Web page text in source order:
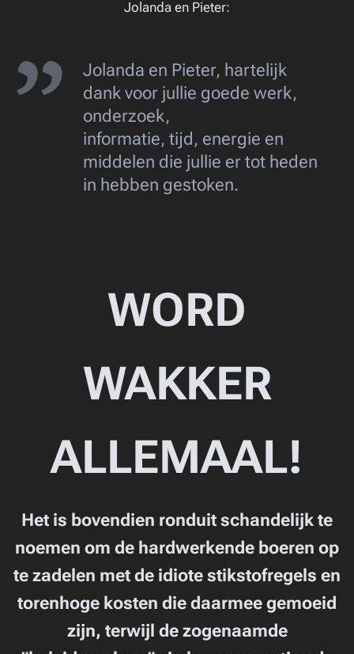
Jolanda en Pieter:
Jolanda en Pieter, hartelijk
dank voor jullie goede werk,
onderzoek,
informatie, tijd, energie en
middelen die jullie er tot heden
in hebben gestoken.
WORD
WAKKER
ALLEMAAL!
Het is bovendien ronduit schandelijk te
noemen om de hardwerkende boeren op
te zadelen met de idiote stikstofregels en
torenhoge kosten die daarmee gemoeid
zijn, terwijl de zogenaamde